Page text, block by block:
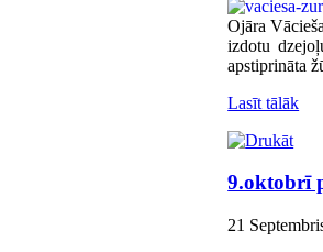
Ojāra
izdotu
apstiprināta
Lasīt tālāk
9.oktobrī
21